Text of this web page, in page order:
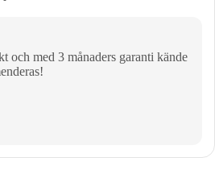
och med 3 månaders garanti kände